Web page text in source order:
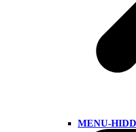
MENU-